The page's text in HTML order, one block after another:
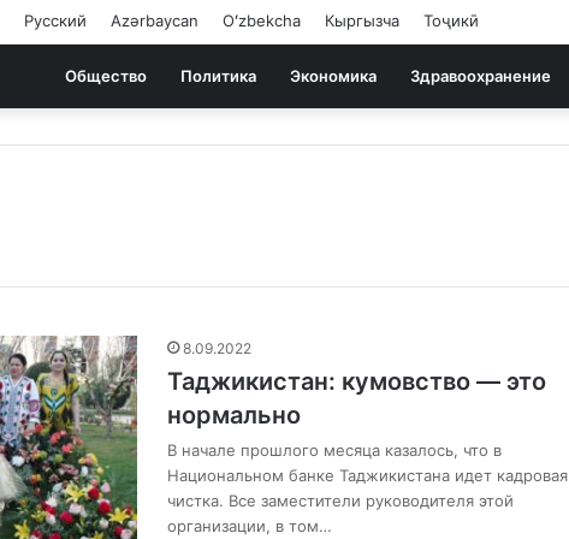
Русский Azərbaycan Oʻzbekcha Кыргызча Тоҷикӣ
Общество Политика Экономика Здравоохранение
8.09.2022
Таджикистан: кумовство — это
нормально
В начале прошлого месяца казалось, что в
Национальном банке Таджикистана идет кадровая
чистка. Все заместители руководителя этой
организации, в том…